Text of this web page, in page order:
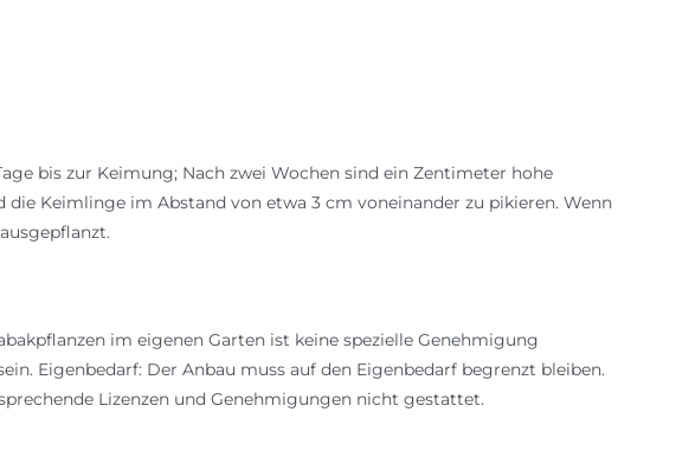
bis zur Keimung; Nach zwei Wochen sind ein Zentimeter hohe
Keimlinge im Abstand von etwa 3 cm voneinander zu pikieren. Wenn
im eigenen Garten ist keine spezielle Genehmigung
Eigenbedarf: Der Anbau muss auf den Eigenbedarf begrenzt bleiben.
Lizenzen und Genehmigungen nicht gestattet.